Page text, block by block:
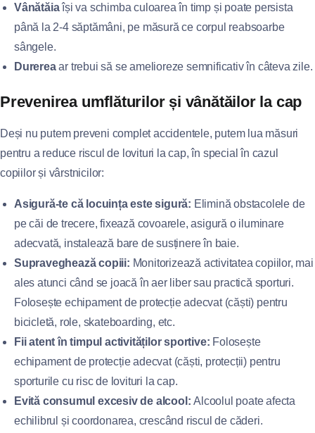
Vânătăiaîși va schimba culoarea în timp și poate persista
până la 2-4 săptămâni, pe măsură ce corpul reabsoarbe
sângele.
Durereaar trebui să se amelioreze semnificativ în câteva zile.
Prevenirea umflăturilor și vânătăilor la cap
Deși nu putem preveni complet accidentele, putem lua măsuri
pentru a reduce riscul de lovituri la cap, în special în cazul
copiilor și vârstnicilor:
Asigură-te că locuința este sigură: Elimină obstacolele de
pe căi de trecere, fixează covoarele, asigură o iluminare
adecvată, instalează bare de susținere în baie.
Supraveghează copiii: Monitorizează activitatea copiilor, mai
ales atunci când se joacă în aer liber sau practică sporturi.
Folosește echipament de protecție adecvat (căști) pentru
bicicletă, role, skateboarding, etc.
Fii atent în timpul activităților sportive: Folosește
echipament de protecție adecvat (căști, protecții) pentru
sporturile cu risc de lovituri la cap.
Evită consumul excesiv de alcool: Alcoolul poate afecta
echilibrul și coordonarea, crescând riscul de căderi.